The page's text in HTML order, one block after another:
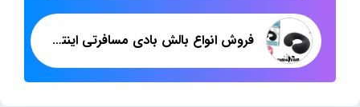
فروش انواع بالش بادی مسافرتی اینتکس